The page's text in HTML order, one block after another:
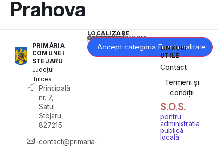
Prahova
PRIMĂRIA
COMUNEI
STEJARU
Județul
Tulcea
Principală
nr. 7,
Satul
Stejaru,
827215
contact@primaria-
LOCALIZARE
Acest conținut este blocat până când acceptați categoria corespunzătoare de cookie-uri.
Accept categoria Funcționalitate
LINKURI
UTILE
Contact
Termeni și
condiții
S.O.S.
pentru
administrația
publică
locală